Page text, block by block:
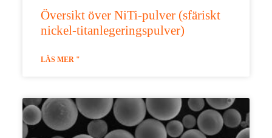
Översikt över NiTi-pulver (sfäriskt
nickel-titanlegeringspulver)
LÄS MER "